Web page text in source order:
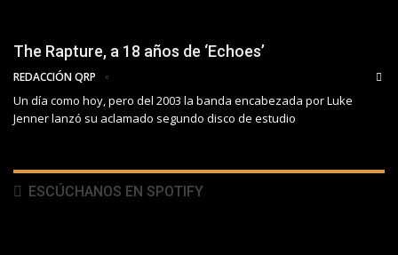
The Rapture, a 18 años de ‘Echoes’
REDACCIÓN QRP
Un día como hoy, pero del 2003 la banda encabezada por Luke
Jenner lanzó su aclamado segundo disco de estudio
ESCÚCHANOS EN SPOTIFY